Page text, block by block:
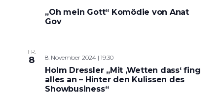
„Oh mein Gott“ Komödie von Anat
Gov
FR.
8 8. November 2024 | 19:30
Holm Dressler „Mit ‚Wetten dass‘ fing
alles an – Hinter den Kulissen des
Showbusiness“